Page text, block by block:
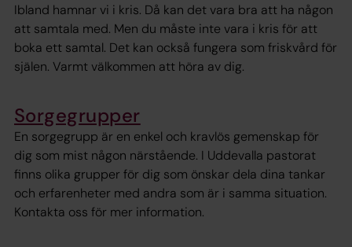
Ibland hamnar vi i kris. Då kan det vara bra att ha någon
att samtala med. Men du måste inte vara i kris för att
boka ett samtal. Det kan också fungera som friskvård för
själen. Varmt välkommen att höra av dig.
Sorgegrupper
En sorgegrupp är en enkel och kravlös gemenskap för
dig som mist någon närstående. I Uddevalla pastorat
finns olika grupper för dig som önskar dela dina tankar
och erfarenheter med andra som är i samma situation.
Kontakta oss för mer information.